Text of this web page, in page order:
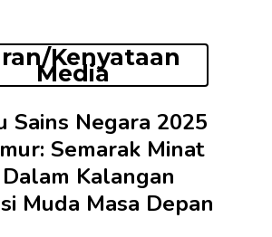
Kenyataan
Media
Sains Negara 2025
Semarak Minat
Kalangan
Muda Masa Depan